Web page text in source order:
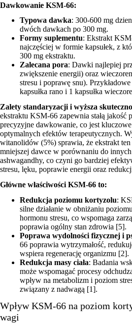
Dawkowanie KSM-66:
Typowa dawka: 300-600 mg
dwóch dawkach po 300 mg.
Formy suplementu: Ekstrakt
najczęściej w formie kapsułek, z
300 mg ekstraktu.
Zalecana pora: Dawki najlepiej
zwiększenie energii) oraz
stresu i poprawę snu).
kapsułka rano i 1 kapsułka
Zalety standaryzacji i wyższa
ekstraktu KSM-66 zapewnia stałą jakość
precyzyjne dawkowanie, co jest
optymalnych efektów terapeutycznych.
witanolidów (5%) sprawia, że ekstrakt ten
mniejszej dawce w porównaniu do
ashwagandhy, co czyni go bardziej
stresu, lęku, poprawie energii oraz
Główne właściwości KSM-66 to:
Redukcja poziomu kortyzolu:
silne działanie w obniżaniu
hormonu stresu, co wspomaga
poprawia ogólny stan zdrowia [5].
Poprawa wydolności fizycznej i
66 poprawia wytrzymałość,
wspiera regenerację organizmu [2].
Redukcja masy ciała: Badania
może wspomagać procesy
wpływ na metabolizm i poziom
związany z nadwagą [1].
Wpływ KSM-66 na poziom
wagi